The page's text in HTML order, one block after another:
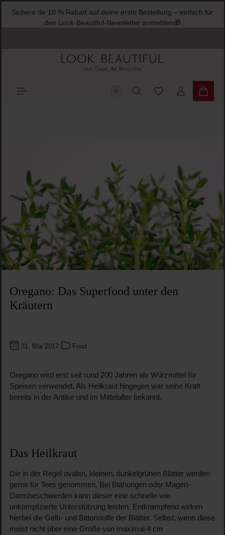
springen
Sichere dir 10 % Rabatt auf deine erste Bestellung – einfach für
den Look-Beautiful-Newsletter anmelden🎁
Du hast 0
Oregano: Das Superfood unter den
Kräutern
31. Mai 2017 Food
Oregano wird erst seit rund 200 Jahren als Würzmittel für
Speisen verwendet. Als Heilkraut hingegen war seine Kraft
bereits in der Antike und im Mittelalter bekannt.
Das Heilkraut
Die in der Regel ovalen, kleinen, dunkelgrünen Blätter werden
gerne für Tees genommen. Bei Blähungen oder Magen-
Darmbeschwerden kann dieser eine schnelle wie
unkomplizierte Unterstützung leisten. Entkrampfend wirken
hierbei die Gelb- und Bitterstoffe der Blätter. Selbst, wenn diese
meist nicht über eine Größe von maximal 4 cm